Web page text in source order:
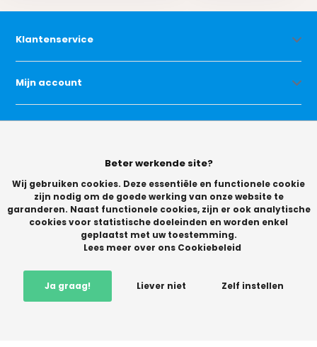
Klantenservice
Mijn account
Categorieën
Vikingchoice.nl - Scherpe prijzen! Ruime keuze9.2- Trusted
Beter werkende site?
Wij gebruiken cookies. Deze essentiële en functionele cookie
zijn nodig om de goede werking van onze website te
garanderen. Naast functionele cookies, zijn er ook analytische
cookies voor statistische doeleinden en worden enkel
geplaatst met uw toestemming.
Lees meer over ons Cookiebeleid
Ja graag! Liever niet Zelf instellen